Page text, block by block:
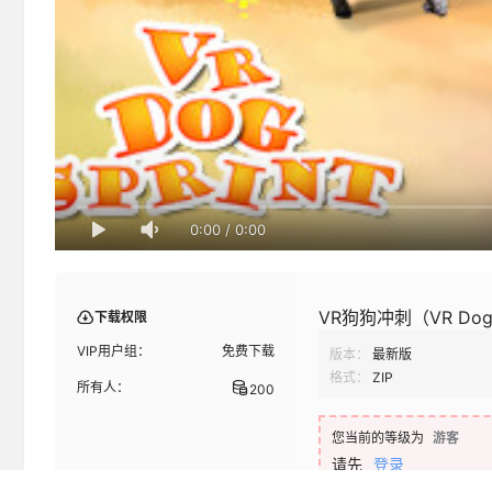
0:00/0:00
下载权限
VIP用户组： 免费下载
所有人： 200
VR狗狗冲刺（VR
版本：
最新版
格式：
ZIP
您当前的等级为 游客
请先 登录